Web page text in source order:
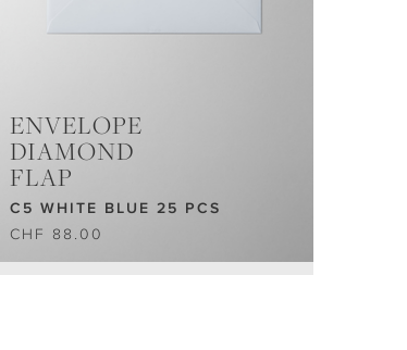
ENVELOPE
DIAMOND
FLAP
C5 WHITE BLUE 25 PCS
CHF 88.00